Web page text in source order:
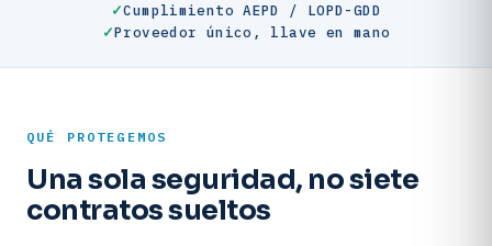
Cumplimiento AEPD / LOPD-GDD
Proveedor único, llave en mano
QUÉ PROTEGEMOS
Una sola seguridad, no siete
contratos sueltos